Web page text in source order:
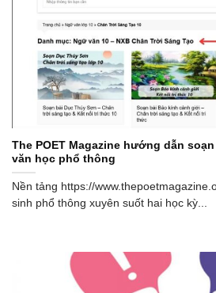
The POET Magazine hướng dẫn
văn học phổ thông
Nền tảng https://
sinh phổ thông xuyên suốt hai học kỳ...